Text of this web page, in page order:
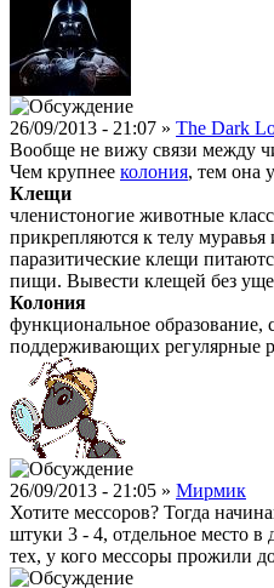
26/09/2013 - 21:07 » The Dark
Вообще не вижу связи между
Чем крупнее колония, тем она
Клещи
членистоногие животные
прикрепляются к телу
паразитические клещи
пищи. Вывести клещей без
Колония
функциональное образование,
поддерживающих регулярные
26/09/2013 - 21:05 » Мирмик
Хотите мессоров? Тогда
штуки 3 - 4, отдельное место в
тех, у кого мессоры прожили